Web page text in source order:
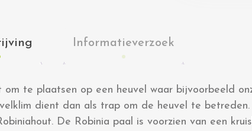
Informatieverzoek
te plaatsen op een heuvel waar bijvoorbeeld
dient dan als trap om de heuvel te
De Robinia paal is voorzien van een